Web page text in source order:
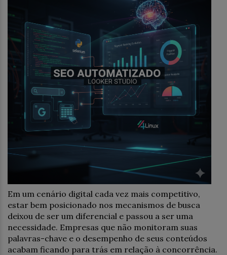
Em um cenário digital cada vez mais competitivo,
estar bem posicionado nos mecanismos de busca
deixou de ser um diferencial e passou a ser uma
necessidade. Empresas que não monitoram suas
palavras-chave e o desempenho de seus conteúdos
acabam ficando para trás em relação à concorrência.